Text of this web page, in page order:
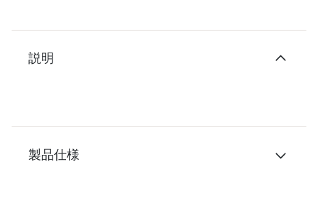
説明
製品仕様